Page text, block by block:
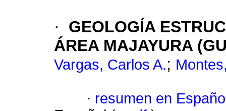
·
GEOLOGÍA
ÁREA MAJAYURA
Vargas, Carlos A.;
· resumen en